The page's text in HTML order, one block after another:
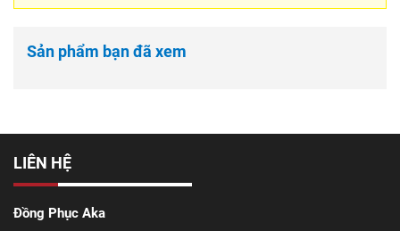
Sản phẩm bạn đã xem
LIÊN HỆ
Đồng Phục Aka